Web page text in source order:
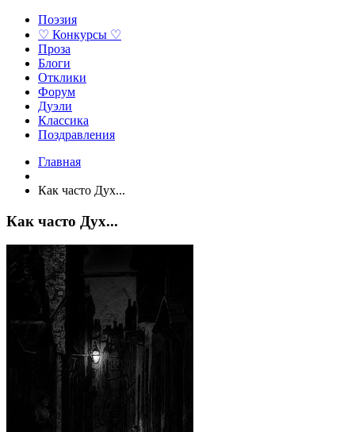
Поэзия
♡ Конкурсы ♡
Проза
Блоги
Отклики
Форум
Дуэли
Классика
Поздравления
Главная
Как часто Дух...
Как часто Дух...